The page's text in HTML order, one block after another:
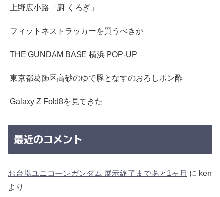
上野広小路「廚 くろぎ」
フィットネストラッカーを買うべきか
THE GUNDAM BASE 横浜 POP-UP
東京都葛飾区高砂のゆで豚となすのおろしポン酢
Galaxy Z Fold8を見てきた
最近のコメント
お台場ユニコーンガンダム 展示終了まであと1ヶ月 に ken
より